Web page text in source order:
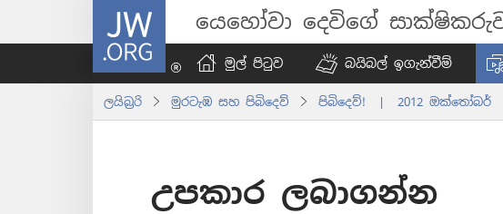
JW.ORG යෙහෝවා දෙවිගේ
මුල් පිටුව බයිබල් ඉගැන්වීම්
ලයිබ්‍රරි මුරටැඹ සහ පිබිදෙව් පිබිදෙව්! | 2012 ඔක්තෝබර්
උපකාර ලබාගන්න